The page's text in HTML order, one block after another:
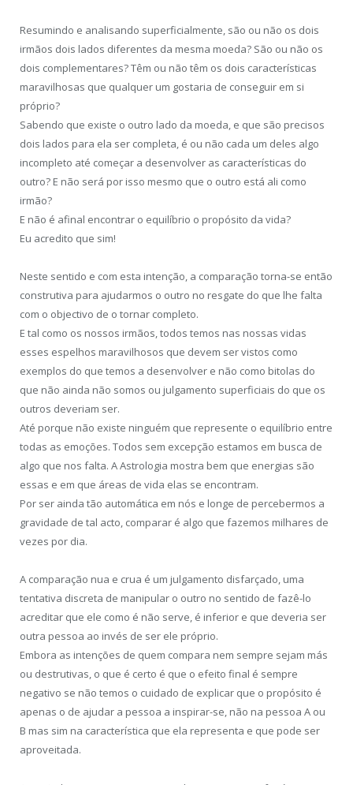
Resumindo e analisando superficialmente, são ou não os dois
irmãos dois lados diferentes da mesma moeda? São ou não os
dois complementares? Têm ou não têm os dois características
maravilhosas que qualquer um gostaria de conseguir em si
próprio?
Sabendo que existe o outro lado da moeda, e que são precisos
dois lados para ela ser completa, é ou não cada um deles algo
incompleto até começar a desenvolver as características do
outro? E não será por isso mesmo que o outro está ali como
irmão?
E não é afinal encontrar o equilíbrio o propósito da vida?
Eu acredito que sim!
Neste sentido e com esta intenção, a comparação torna-se então
construtiva para ajudarmos o outro no resgate do que lhe falta
com o objectivo de o tornar completo.
E tal como os nossos irmãos, todos temos nas nossas vidas
esses espelhos maravilhosos que devem ser vistos como
exemplos do que temos a desenvolver e não como bitolas do
que não ainda não somos ou julgamento superficiais do que os
outros deveriam ser.
Até porque não existe ninguém que represente o equilíbrio entre
todas as emoções. Todos sem excepção estamos em busca de
algo que nos falta. A Astrologia mostra bem que energias são
essas e em que áreas de vida elas se encontram.
Por ser ainda tão automática em nós e longe de percebermos a
gravidade de tal acto, comparar é algo que fazemos milhares de
vezes por dia.
A comparação nua e crua é um julgamento disfarçado, uma
tentativa discreta de manipular o outro no sentido de fazê-lo
acreditar que ele como é não serve, é inferior e que deveria ser
outra pessoa ao invés de ser ele próprio.
Embora as intenções de quem compara nem sempre sejam más
ou destrutivas, o que é certo é que o efeito final é sempre
negativo se não temos o cuidado de explicar que o propósito é
apenas o de ajudar a pessoa a inspirar-se, não na pessoa A ou
B mas sim na característica que ela representa e que pode ser
aproveitada.